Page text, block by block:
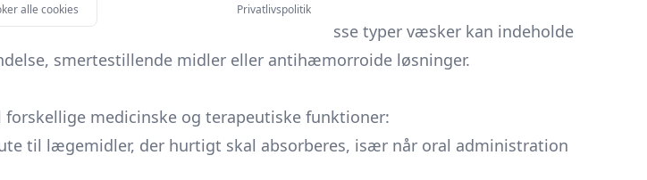
og rektumelektriske kropsmidler. Disse typer væsker kan indeholde
smertestillende midler eller antihæmorroide løsninger.
medicinske og terapeutiske funktioner:
til lægemidler, der hurtigt skal absorberes, især når oral administration
alle cookies Privatlivspolitik